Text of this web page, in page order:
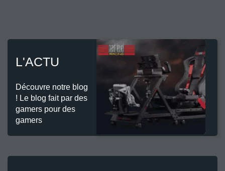
L'ACTU
Découvre notre blog
! Le blog fait par des
gamers pour des
gamers